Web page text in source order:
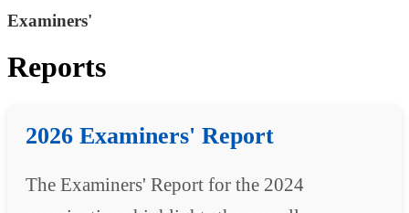
Examiners'
Reports
2026 Examiners' Report
The Examiners' Report for the 2024